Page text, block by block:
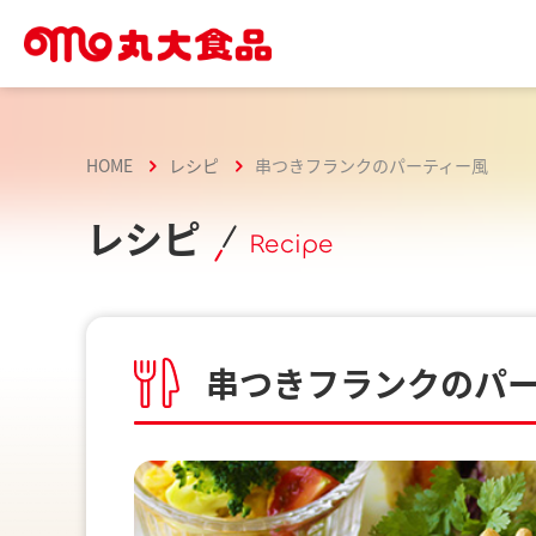
HOME レシピ 串つきフランクのパーティー風
レシピ Recipe
串つきフランクのパ